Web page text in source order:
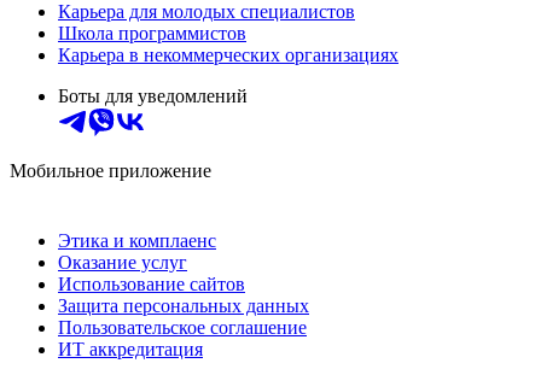
Карьера для молодых специалистов
Школа программистов
Карьера в некоммерческих организациях
Боты для уведомлений
Мобильное приложение
Этика и комплаенс
Оказание услуг
Использование сайтов
Защита персональных данных
Пользовательское соглашение
ИТ аккредитация